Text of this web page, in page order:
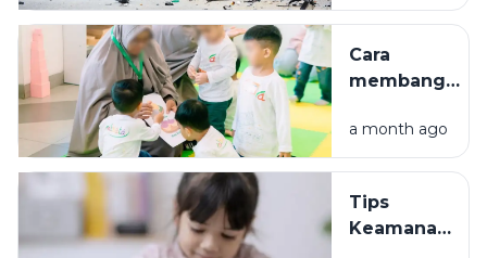
dan jenis-
Cara
membangun
antara orang
tua dan
a month ago
Tips
Keamanan